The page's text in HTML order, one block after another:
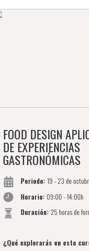
FOOD DESIGN
DE EXPERIENCIAS
GASTRONÓMICAS
Periodo: 19 - 23 de
Horario: 09:00 - 14:00h
Duración: 25 horas de
¿Qué explorarás en este